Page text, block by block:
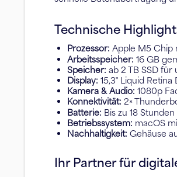
Technische
Prozessor: Apple M5 Chip
Arbeitsspeicher: 16 GB
Speicher: ab 2 TB SSD
Display: 15,3″ Liquid
Kamera & Audio: 1080p
Konnektivität: 2×
Batterie: Bis zu 18
Betriebssystem: macOS
Nachhaltigkeit: Gehäuse
Ihr Partner für